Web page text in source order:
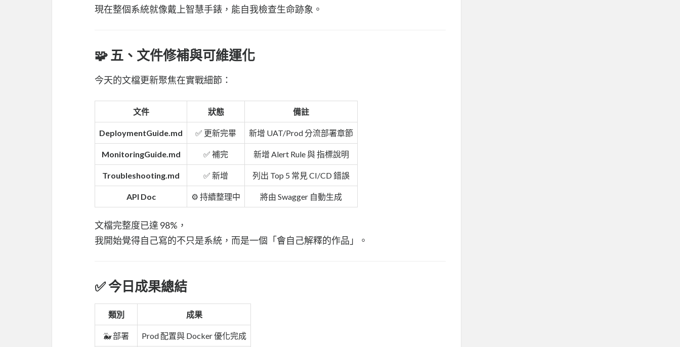
現在整個系統就像戴上智慧手錶，能自我檢查生命跡象。
🧩 五、文件修補與可維運化
今天的文檔更新聚焦在實戰細節：
文件 狀態 備註
DeploymentGuide.md ✅ 更新完畢 新增 UAT/Prod 分流部署章節
MonitoringGuide.md ✅ 補完 新增 Alert Rule 與 指標說明
Troubleshooting.md ✅ 新增 列出 Top 5 常見 CI/CD 錯誤
API Doc ⚙️ 持續整理中 將由 Swagger 自動生成
文檔完整度已達 98%，
我開始覺得自己寫的不只是系統，而是一個「會自己解釋的作品」。
✅ 今日成果總結
類別 成果
🐳 部署 Prod 配置與 Docker 優化完成